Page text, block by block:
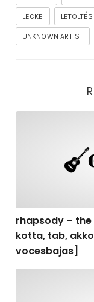
LECKE LETÖLTÉS
UNKNOWN ARTIST
rhapsody –
kotta, tab,
vocesbajas]